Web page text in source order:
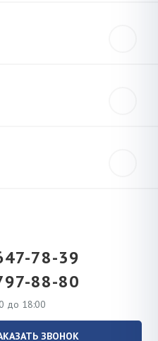
78-39
88-80
до 18:00
ЗВОНОК